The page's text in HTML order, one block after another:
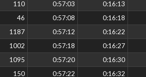
110 0:57:03 0:16:13
46 0:57:08 0:16:18
1187 0:57:12 0:16:22
1002 0:57:18 0:16:27
1095 0:57:20 0:16:30
150 0:57:22 0:16:32